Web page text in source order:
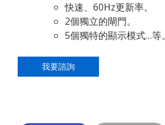
快速、60Hz更新率。
2個獨立的閘門。
5個獨特的顯示模式…等。
我要諮詢